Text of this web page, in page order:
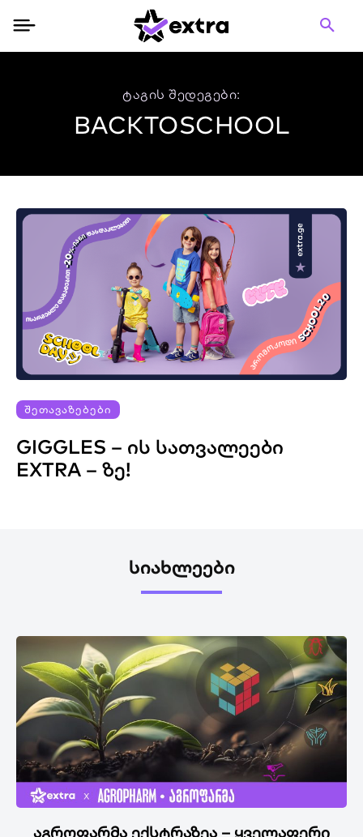
ტაგის შედეგები:
BACKTOSCHOOL
ᲨᲔᲗᲐᲕᲐᲖᲔᲑᲔᲑᲘ
GIGGLES – ᲘᲡ ᲡᲐᲗᲕᲐᲚᲔᲔᲑᲘ
EXTRA – ᲖᲔ!
ᲡᲘᲐᲮᲚᲔᲔᲑᲘ
აგროფარმა ექსტრაზეა – ყველაფერი